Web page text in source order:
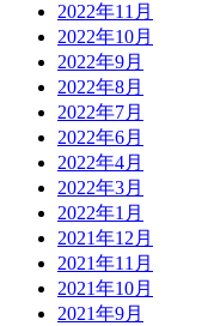
2022年11月
2022年10月
2022年9月
2022年8月
2022年7月
2022年6月
2022年4月
2022年3月
2022年1月
2021年12月
2021年11月
2021年10月
2021年9月